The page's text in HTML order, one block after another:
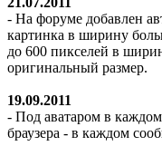
- На форуме добавлен
картинка в ширину
до 600 пикселей в
оригинальный размер.
19.09.2011
- Под аватаром в
браузера - в каждом